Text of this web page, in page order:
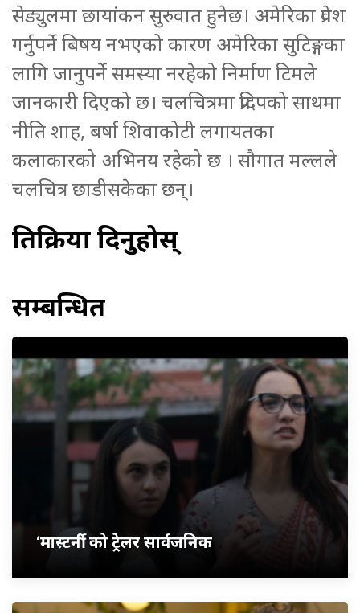
सेड्युलमा छायांकन सुरुवात हुनेछ। अमेरिका प्रवेश
गर्नुपर्ने बिषय नभएको कारण अमेरिका सुटिङ्गका
लागि जानुपर्ने समस्या नरहेको निर्माण टिमले
जानकारी दिएको छ। चलचित्रमा प्रदिपको साथमा
नीति शाह, बर्षा शिवाकोटी लगायतका
कलाकारको अभिनय रहेको छ । सौगात मल्लले
चलचित्र छाडीसकेका छन्।
प्रतिक्रिया दिनुहोस्
सम्बन्धित
‘मास्टर्नी’ को ट्रेलर सार्वजनिक